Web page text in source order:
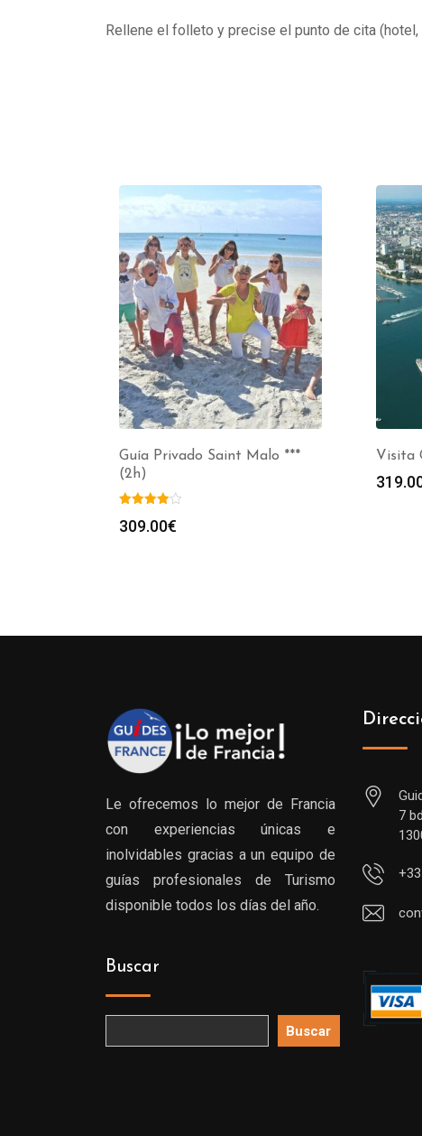
Rellene el folleto y precise el punto de cita
Guía Privado Saint Malo ***
(2h)
309.00€
Visita
Le ofrecemos lo mejor de Francia
con experiencias únicas e
inolvidables gracias a un equipo de
guías profesionales de Turismo
disponible todos los días del año.
Buscar
Buscar
7